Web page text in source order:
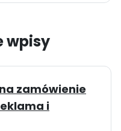
wpisy
zamówienie
i